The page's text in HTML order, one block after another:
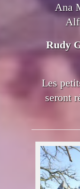
Ana
Rudy
Les
seront